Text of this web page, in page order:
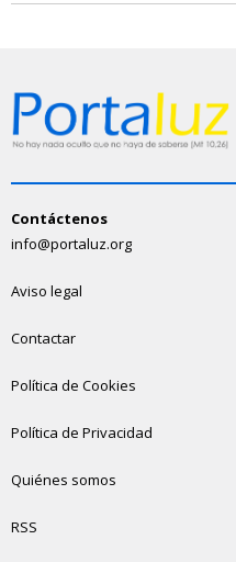
Contáctenos
info@portaluz.org
Aviso legal
Contactar
Política de Cookies
Política de Privacidad
Quiénes somos
RSS